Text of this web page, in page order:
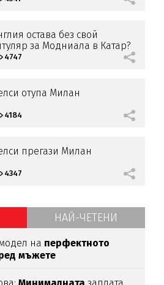
остава без свой
за Модниала в Катар?
4747
отупа Милан
4184
прегази Милан
4347
НАЙ-ЧЕТЕНИ
на перфектното
мъжете